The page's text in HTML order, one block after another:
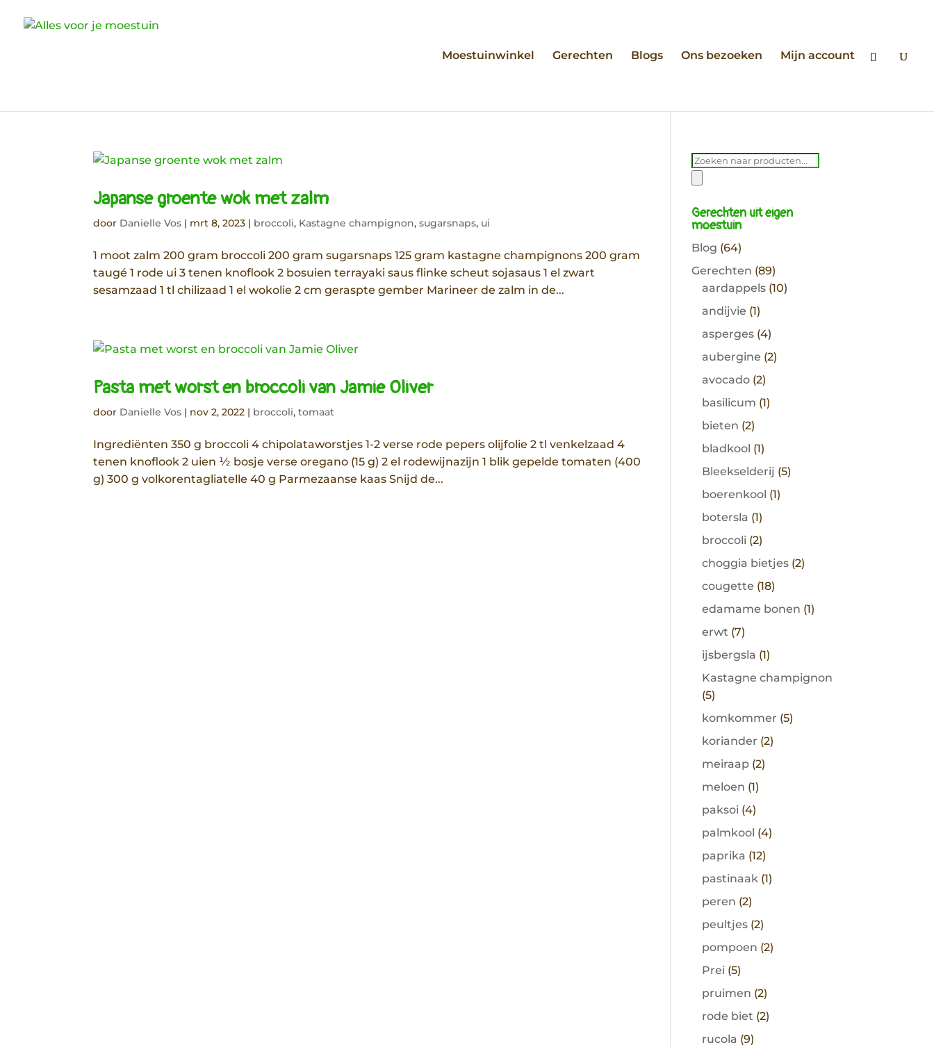
Moestuinwinkel Gerechten Blogs Ons bezoeken Mijn account
Japanse groente wok met zalm
door Danielle Vos | mrt 8, 2023 | broccoli, Kastagne champignon,sugarsnaps, ui
1 moot zalm 200 gram broccoli 200 gram sugarsnaps 125 gram kastagne champignons 200 gram
taugé 1 rode ui 3 tenen knoflook 2 bosuien terrayaki saus flinke scheut sojasaus 1 el zwart
sesamzaad 1 tl chilizaad 1 el wokolie 2 cm geraspte gember Marineer de zalm in de...
Pasta met worst en broccoli van Jamie Oliver
door Danielle Vos | nov 2, 2022 | broccoli,tomaat
Ingrediënten 350 g broccoli 4 chipolataworstjes 1-2 verse rode pepers olijfolie 2 tl venkelzaad 4
tenen knoflook 2 uien ½ bosje verse oregano (15 g) 2 el rodewijnazijn 1 blik gepelde tomaten (400
g) 300 g volkorentagliatelle 40 g Parmezaanse kaas Snijd de...
Producten
zoeken
Gerechten uit eigen
moestuin
Blog (64)
Gerechten (89)
aardappels(10)
andijvie (1)
asperges(4)
aubergine (2)
avocado(2)
basilicum (1)
bieten (2)
bladkool (1)
Bleekselderij (5)
boerenkool (1)
botersla (1)
broccoli (2)
choggia bietjes(2)
cougette (18)
edamame bonen (1)
erwt (7)
ijsbergsla (1)
Kastagne champignon
(5)
komkommer (5)
koriander (2)
meiraap(2)
meloen (1)
paksoi (4)
palmkool (4)
paprika (12)
pastinaak(1)
peren (2)
peultjes(2)
pompoen (2)
Prei (5)
pruimen (2)
rode biet (2)
rucola (9)